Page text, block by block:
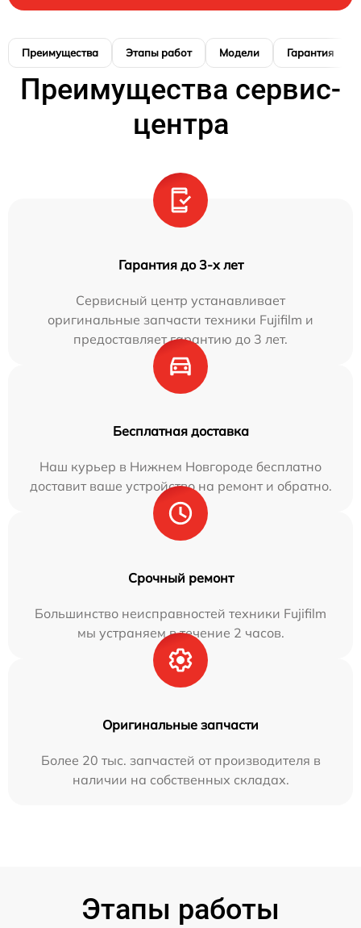
Преимущества Этапы работ Модели Гарантия
Преимущества сервис-
центра
Гарантия до 3-х лет
Сервисный центр устанавливает
оригинальные запчасти техники Fujifilm и
предоставляет гарантию до 3 лет.
Бесплатная доставка
Наш курьер в Нижнем Новгороде бесплатно
доставит ваше устройство на ремонт и обратно.
Срочный ремонт
Большинство неисправностей техники Fujifilm
мы устраняем в течение 2 часов.
Оригинальные запчасти
Более 20 тыс. запчастей от производителя в
наличии на собственных складах.
Этапы работы